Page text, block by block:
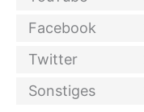
Facebook
Twitter
Sonstiges